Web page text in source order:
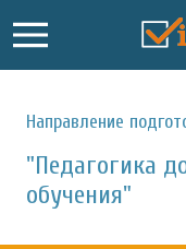
Направление
"Педагогика
обучения"